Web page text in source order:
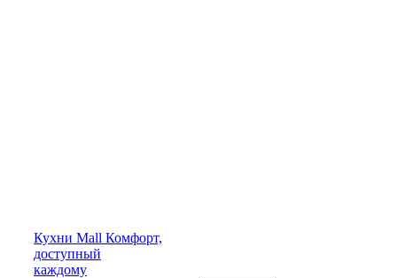
Кухни Mall Комфорт,
доступный
каждому